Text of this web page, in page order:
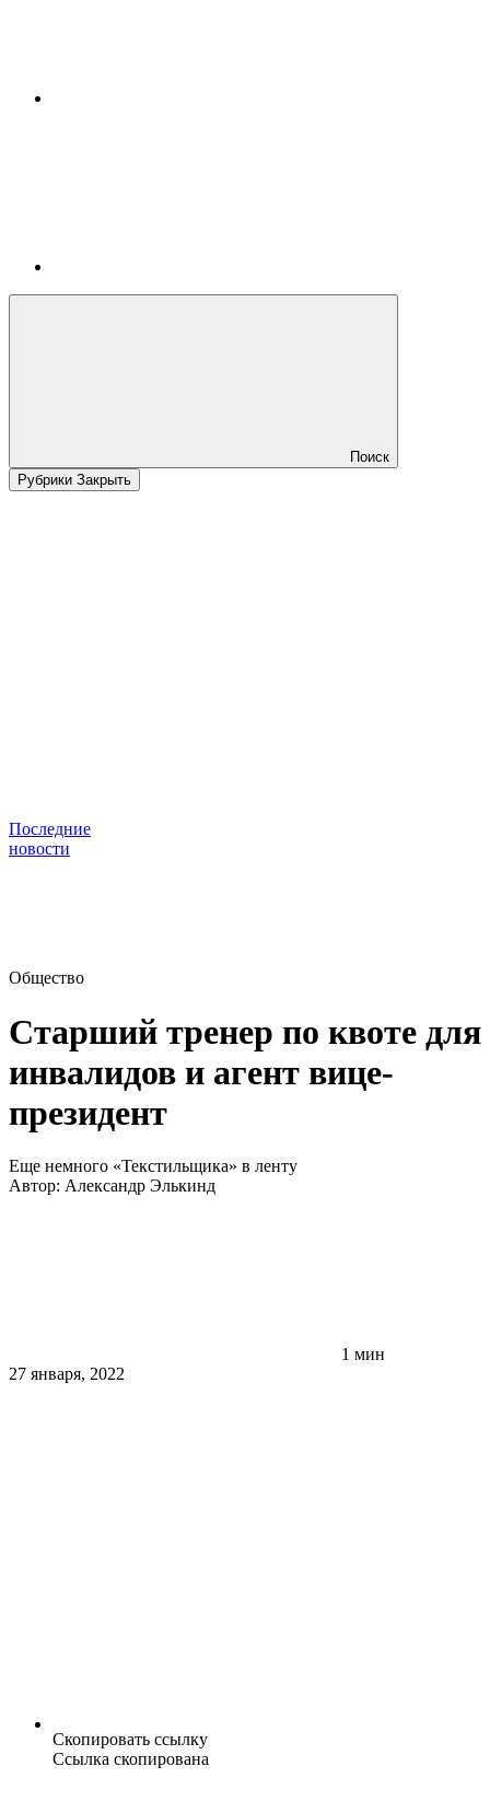
Поиск
Рубрики Закрыть
Последние
новости
Общество
Старший тренер по квоте для
инвалидов и агент вице-
президент
Еще немного «Текстильщика» в ленту
Автор: Александр Элькинд
1 мин
27 января, 2022
Скопировать ссылку
Ссылка скопирована